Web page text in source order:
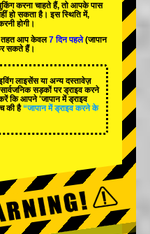
करना चाहते हैं, तो आपके पास
हो सकता है। इस स्थिति में,
होगी।
तहत आप केवल7 दिन पहले(जापान
सकते हैं।
लाइसेंस या अन्य दस्तावेज़
सड़कों पर ड्राइव करने
कि आपने 'जापान में ड्राइव
की है “जापान में ड्राइव करने के